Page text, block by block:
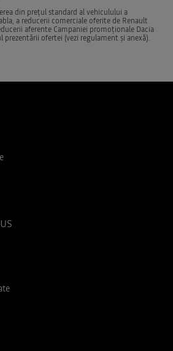
din prețul standard al vehiculului a
a reducerii comerciale oferite de Renault
aferente Campaniei promoționale Dacia
prezentării ofertei (vezi regulament și anexă).